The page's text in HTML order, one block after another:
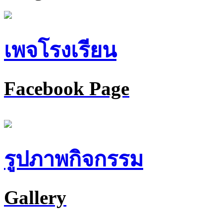
เพจโรงเรียน
Facebook Page
รูปภาพกิจกรรม
Gallery